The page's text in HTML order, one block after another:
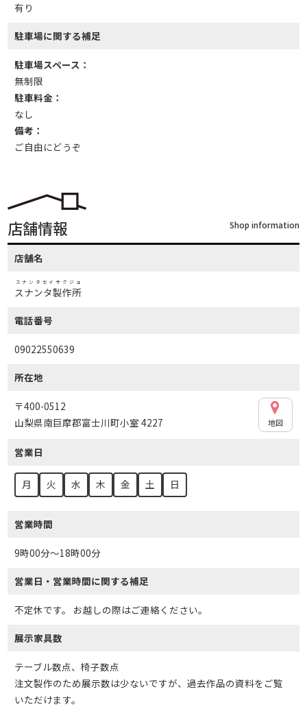
有り
駐車場に関する補足
駐車場スペース：
無制限
駐車料金：
なし
備考：
ご自由にどうぞ
店舗情報 Shop information
店舗名
スナンタ製作所
スナンタセイサクジョ
電話番号
09022550639
所在地
〒400-0512
山梨県南巨摩郡富士川町小室 4227
地図
営業日
月 火 水 木 金 土 日
営業時間
9時00分～18時00分
営業日・営業時間に関する補足
不定休です。 お越しの際はご連絡ください。
展示家具数
テーブル数点、椅子数点
注文製作のため展示数は少ないですが、過去作品の資料をご覧
いただけます。